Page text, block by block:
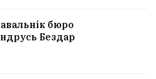
бюро
Бездар